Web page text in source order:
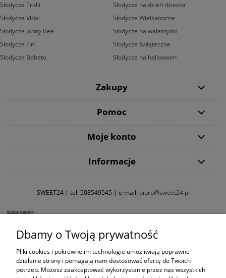
Słodycze Trolli
Słodycze Vidal
Słodycze Johny Bee
Słodycze Fini
Słodycze Bebeto
Słodycze na dzień dziecka
Słodycze Wielkanocne
Słodycze na walentynki
Słodycze świąteczne
Słodycze na halloween
Zakupy
Pomoc
Moje konto
Informacje
SWEET24 | tel: 508549545 | e-mail: biuro@sweet24.pl
Dbamy o Twoją prywatność
Pliki cookies i pokrewne im technologie umożliwiają poprawne
działanie strony i pomagają nam dostosować ofertę do Twoich
potrzeb. Możesz zaakceptować wykorzystanie przez nas wszystkich